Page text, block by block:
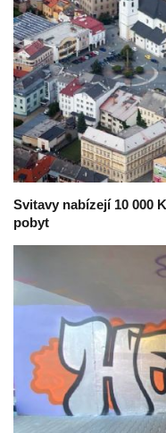
Svitavy nabízejí 10 000
pobyt